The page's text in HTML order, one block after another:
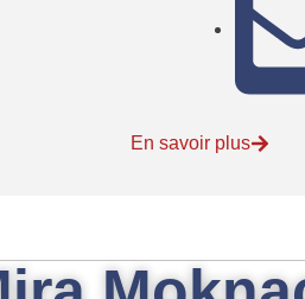
En savoir plus